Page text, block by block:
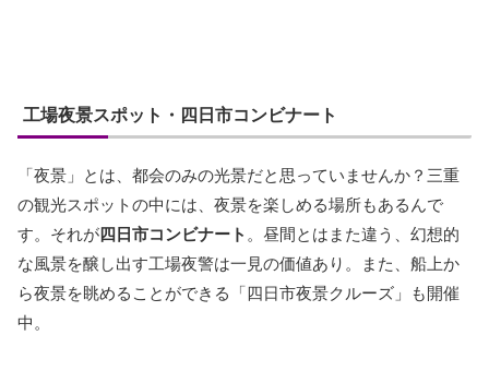
工場夜景スポット・四日市コンビナート
「夜景」とは、都会のみの光景だと思っていませんか？三重
の観光スポットの中には、夜景を楽しめる場所もあるんで
す。それが四日市コンビナート 。昼間とはまた違う、幻想的
な風景を醸し出す工場夜警は一見の価値あり。また、船上か
ら夜景を眺めることができる「四日市夜景クルーズ」も開催
中。